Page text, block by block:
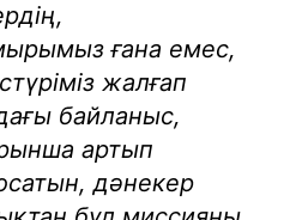
ғана емес,
жалғап
байланыс,
артып
дәнекер